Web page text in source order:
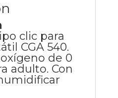
clic para
CGA 540.
de 0
adulto. Con